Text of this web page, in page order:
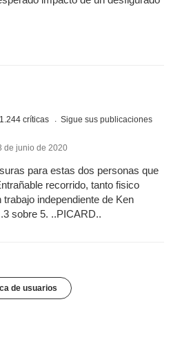
1.244 críticas Sigue sus publicaciones
de junio de 2020
para estas dos personas que
recorrido, tanto fisico
independiente de Ken
sobre 5. ..PICARD..
de usuarios